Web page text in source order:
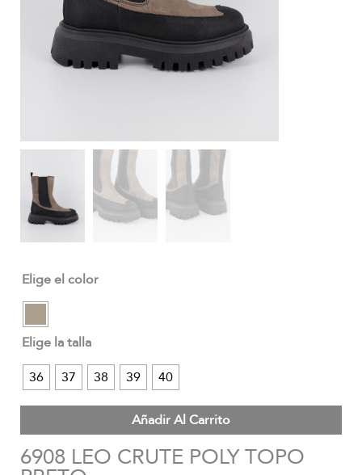
Elige el color
Elige la talla
36
37 38 39 40
Añadir Al Carrito
6908 LEO CRUTE POLY TOPO